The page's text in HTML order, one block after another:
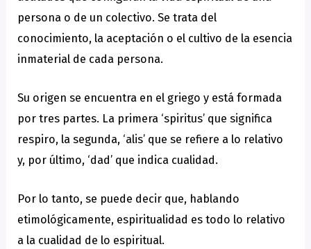
persona o de un colectivo. Se trata del
conocimiento, la aceptación o el cultivo de la esencia
inmaterial de cada persona.
Su origen se encuentra en el griego y está formada
por tres partes. La primera ‘spiritus’ que significa
respiro, la segunda, ‘alis’ que se refiere a lo relativo
y, por último, ‘dad’ que indica cualidad.
Por lo tanto, se puede decir que, hablando
etimológicamente, espiritualidad es todo lo relativo
a la cualidad de lo espiritual.